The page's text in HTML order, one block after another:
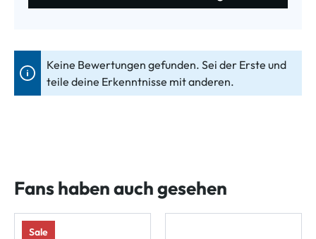
Keine Bewertungen gefunden. Sei der Erste und
teile deine Erkenntnisse mit anderen.
Fans haben auch gesehen
Sale